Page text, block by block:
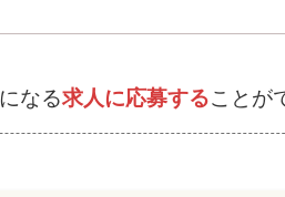
なる求人に応募することが